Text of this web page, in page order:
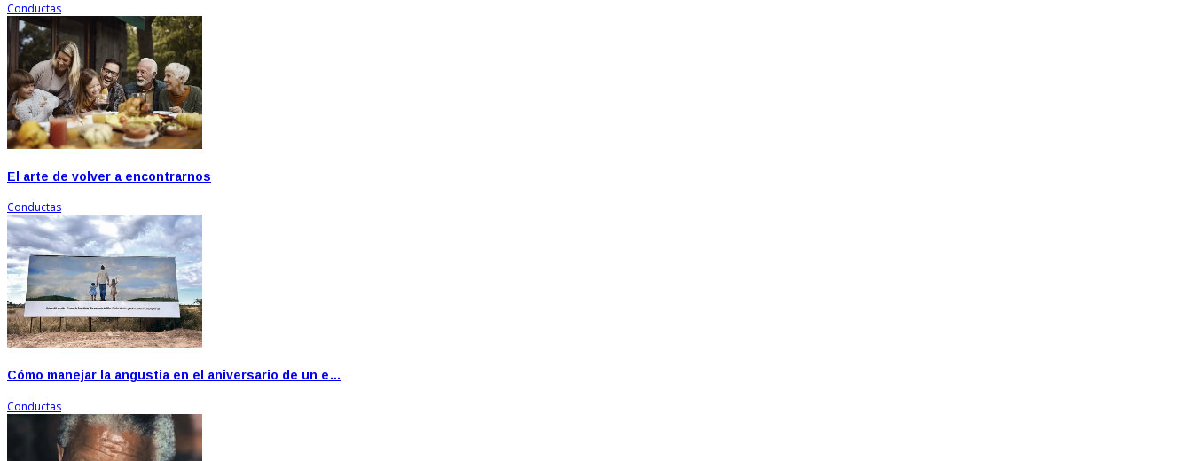
Conductas
El arte de volver a encontrarnos
Conductas
Cómo manejar la angustia en el aniversario de un e…
Conductas